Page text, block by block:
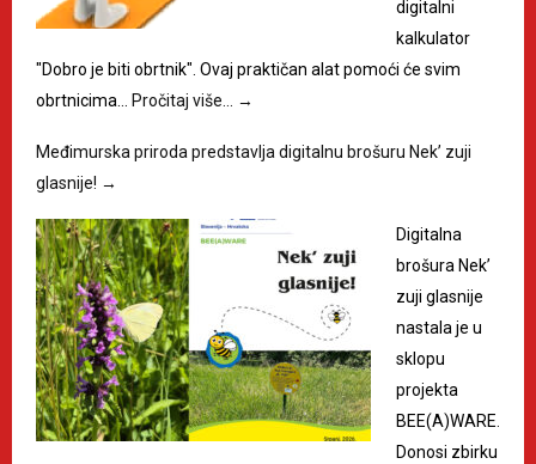
digitalni
kalkulator
"Dobro je biti obrtnik". Ovaj praktičan alat pomoći će svim
obrtnicima… Pročitaj više… →
Međimurska priroda predstavlja digitalnu brošuru Nek’ zuji
glasnije! →
Digitalna
brošura Nek’
zuji glasnije
nastala je u
sklopu
projekta
BEE(A)WARE.
Donosi zbirku